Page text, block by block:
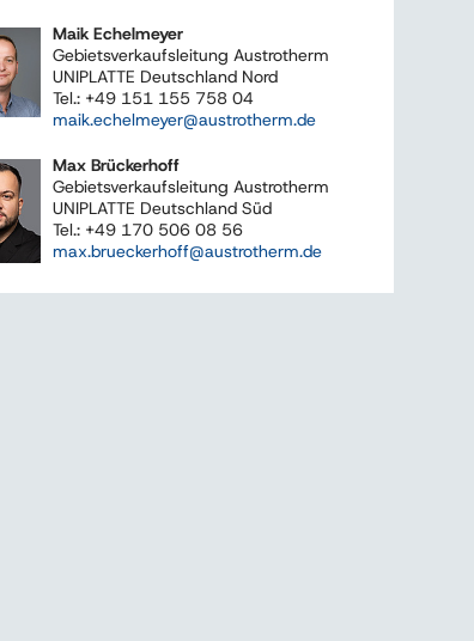
Maik Echelmeyer
Gebietsverkaufsleitung Austrotherm
UNIPLATTE Deutschland Nord
Tel.: +49 151 155 758 04
maik.echelmeyer@austrotherm.de
Max Brückerhoff
Gebietsverkaufsleitung Austrotherm
UNIPLATTE Deutschland Süd
Tel.: +49 170 506 08 56
max.brueckerhoff@austrotherm.de